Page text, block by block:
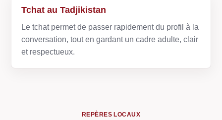
Tchat au Tadjikistan
Le tchat permet de passer rapidement du profil à la
conversation, tout en gardant un cadre adulte, clair
et respectueux.
REPÈRES LOCAUX